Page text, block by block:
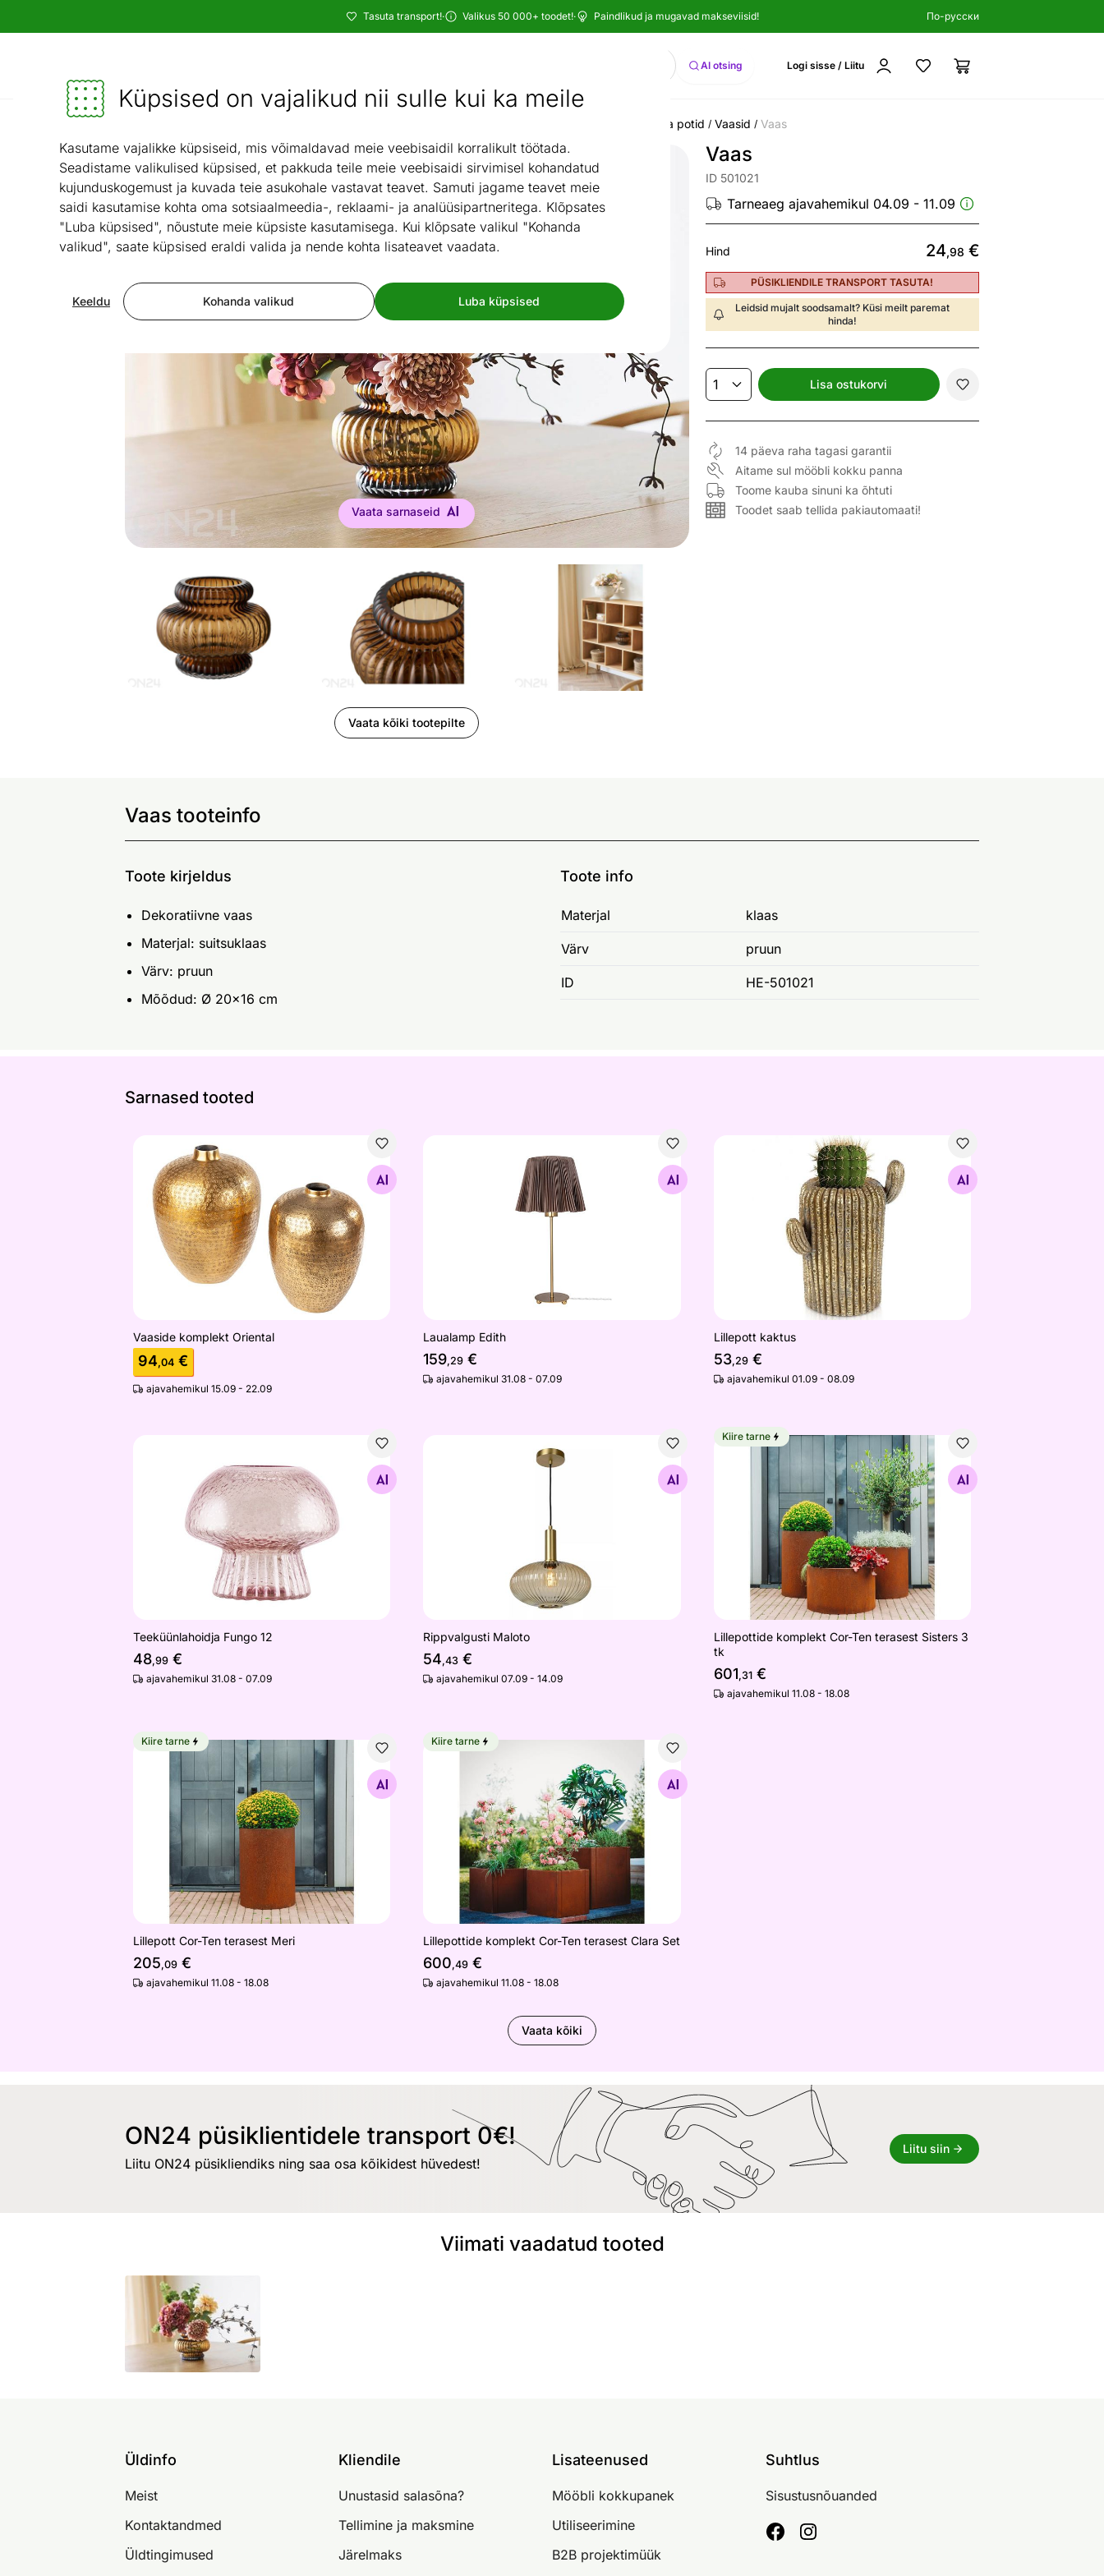
Küpsised on vajalikud nii sulle kui ka meile
Kasutame vajalikke küpsiseid, mis võimaldavad meie veebisaidil korralikult töötada.
Seadistame valikulised küpsised, et pakkuda teile meie veebisaidi sirvimisel kohandatud
kujunduskogemust ja kuvada teie asukohale vastavat teavet. Samuti jagame teavet meie
saidi kasutamise kohta oma sotsiaalmeedia-, reklaami- ja analüüsipartneritega. Klõpsates
"Luba küpsised", nõustute meie küpsiste kasutamisega. Kui klõpsate valikul "Kohanda
valikud", saate küpsised eraldi valida ja nende kohta lisateavet vaadata.
Kohanda valikud Luba küpsised
Keeldu
Tasuta transport!· Valikus 50 000+ toodet!· Paindlikud ja mugavad makseviisid! По-русски
Mööbel ja sisustus - ON24
Otsi AI otsing Logi sisse / Liitu
Vaasid ja potid / Vaasid / Vaas
Vaata sarnaseid
Vaata kõiki tootepilte
Vaas
ID 501021
Tarneaeg ajavahemikul 04.09 - 11.09
Hind 24,98 €
PÜSIKLIENDILE TRANSPORT TASUTA!
Leidsid mujalt soodsamalt? Küsi meilt paremat
hinda!
Lisa ostukorvi
14 päeva raha tagasi garantii
Aitame sul mööbli kokku panna
Toome kauba sinuni ka õhtuti
Toodet saab tellida pakiautomaati!
Vaas tooteinfo
Toote kirjeldus
Dekoratiivne vaas
Materjal: suitsuklaas
Värv: pruun
Mõõdud: Ø 20x16 cm
Toote info
Materjal klaas
Värv pruun
ID HE-501021
Sarnased tooted
Vaaside komplekt Oriental
Otsi sarnaseid
Vaaside komplekt Oriental
94,04 €
ajavahemikul 15.09 - 22.09
Laualamp Edith
159,29 €
ajavahemikul 31.08 - 07.09
Otsi sarnaseid
Lillepott kaktus
53,29€
ajavahemikul 01.09 - 08.09
Otsi sarnaseid
Teeküünlahoidja Fungo 12
48,99 €
ajavahemikul 31.08 - 07.09
Rippvalgusti Maloto
Rippvalgusti Maloto
54,43 €
ajavahemikul 07.09 - 14.09
Lillepottide komplekt Cor-Ten terasest Sisters 3 tk
Otsi sarnaseid
Kiire tarne
Lillepottide komplekt Cor-Ten terasest Sisters 3
tk
601,31€
ajavahemikul 11.08 - 18.08
Lillepott Cor-Ten terasest Meri
Otsi sarnaseid
Kiire tarne
Lillepott Cor-Ten terasest Meri
205,09 €
ajavahemikul 11.08 - 18.08
Lillepottide komplekt Cor-Ten terasest Clara Set
Otsi sarnaseid
Kiire tarne
Lillepottide komplekt Cor-Ten terasest Clara Set
600,49 €
ajavahemikul 11.08 - 18.08
Vaata kõiki
ON24 püsiklientidele transport 0€!
Liitu ON24 püsikliendiks ning saa osa kõikidest hüvedest!
Liitu siin
Viimati vaadatud tooted
Üldinfo
Meist
Kontaktandmed
Üldtingimused
Kliendile
Unustasid salasõna?
Tellimine ja maksmine
Järelmaks
Lisateenused
Mööbli kokkupanek
Utiliseerimine
B2B projektimüük
Suhtlus
Sisustusnõuanded